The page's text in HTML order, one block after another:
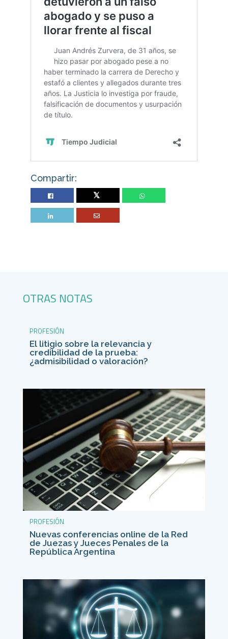
Compartir:
Twitter
OTRAS NOTAS
PROFESIÓN
El litigio sobre la relevancia y
credibilidad de la prueba:
¿admisibilidad o valoración?
PROFESIÓN
Nuevas conferencias online de la Red
de Juezas y Jueces Penales de la
República Argentina